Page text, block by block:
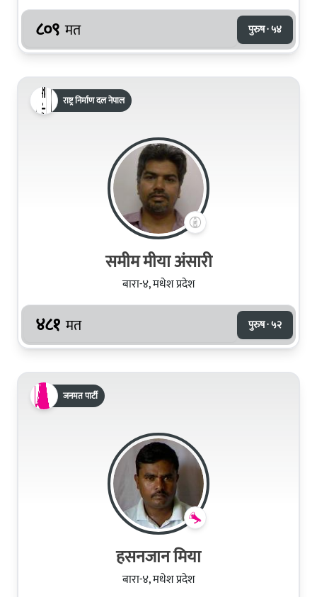
८०९ मत पुरुष · ५४
राष्ट्र निर्माण दल नेपाल
समीम मीया अंसारी
बारा-४, मधेश प्रदेश
४८१ मत पुरुष · ५२
जनमत पार्टी
हसनजान मिया
बारा-४, मधेश प्रदेश